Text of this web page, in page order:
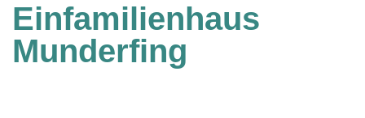
Einfamilienhaus
Munderfing